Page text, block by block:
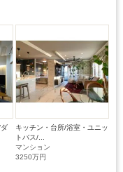
キッチン・台所/浴室・ユニッ
トバス/...
マンション
3250万円